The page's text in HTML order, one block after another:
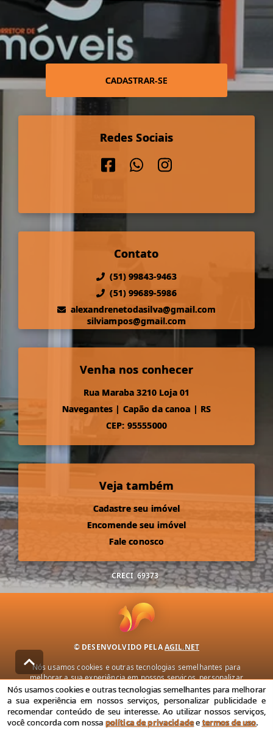
CADASTRAR-SE
Redes Sociais
Contato
(51) 99843-9463
(51) 99689-5986
alexandrenetodasilva@gmail.com
silviampos@gmail.com
Venha nos conhecer
Rua Maraba 3210 Loja 01
Navegantes | Capão da canoa | RS
CEP: 95555000
Veja também
Cadastre seu imóvel
Encomende seu imóvel
Fale conosco
CRECI 69373
© DESENVOLVIDO PELAAGIL.NET
Nós usamos cookies e outras tecnologias semelhantes para
melhorar a sua experiência em nossos serviços, personalizar
publicidade e recomendar conteúdo de seu interesse. Ao utilizar
nossos serviços, você concorda com nossa política de privacidade e
termos de uso.
Política de Privacidade Termos de uso
Nós usamos cookies e outras tecnologias semelhantes para melhorar
a sua experiência em nossos serviços, personalizar publicidade e
recomendar conteúdo de seu interesse. Ao utilizar nossos serviços,
você concorda com nossa política de privacidadeetermos de uso.